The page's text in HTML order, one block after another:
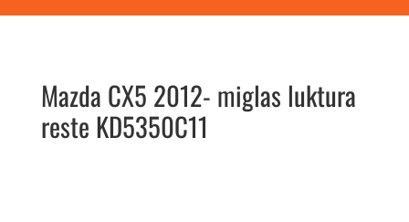
Mazda CX5 2012- miglas luktura
reste KD5350C11